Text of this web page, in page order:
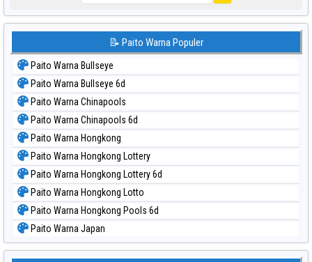
📝 Paito Warna Populer
Paito Warna Bullseye
Paito Warna Bullseye 6d
Paito Warna Chinapools
Paito Warna Chinapools 6d
Paito Warna Hongkong
Paito Warna Hongkong Lottery
Paito Warna Hongkong Lottery 6d
Paito Warna Hongkong Lotto
Paito Warna Hongkong Pools 6d
Paito Warna Japan
Paito Warna Japan 6d